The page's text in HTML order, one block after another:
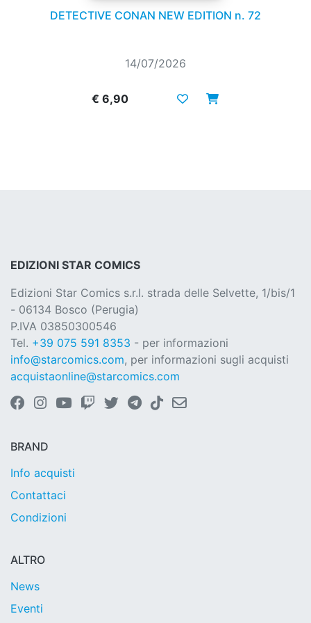
DETECTIVE CONAN NEW EDITION n. 72
14/07/2026
€ 6,90
EDIZIONI STAR COMICS
Edizioni Star Comics s.r.l. strada delle Selvette, 1/bis/1
- 06134 Bosco (Perugia)
P.IVA 03850300546
Tel. +39 075 591 8353 - per informazioni
info@starcomics.com, per informazioni sugli acquisti
acquistaonline@starcomics.com
BRAND
Info acquisti
Contattaci
Condizioni
ALTRO
News
Eventi